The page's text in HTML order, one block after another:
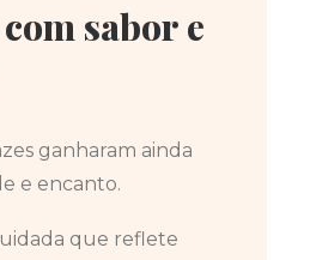
sabor e
ganharam ainda
e encanto.
que reflete